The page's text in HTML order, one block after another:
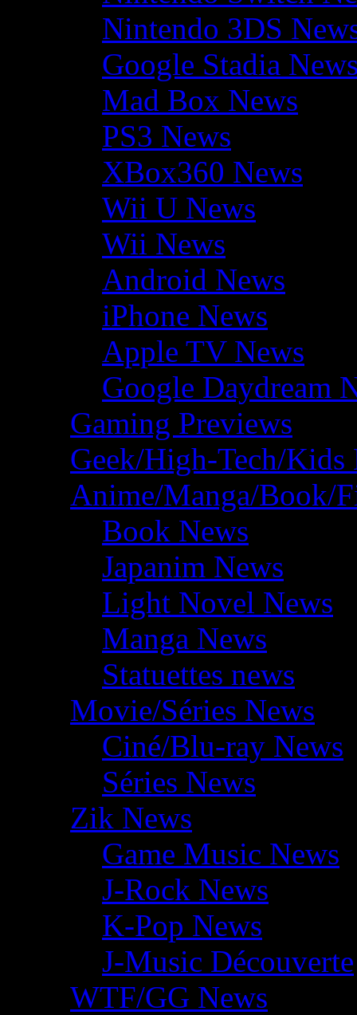
Nintendo 3DS
Google Stadia
Mad Box News
PS3 News
XBox360 News
Wii U News
Wii News
Android News
iPhone News
Apple TV News
Google Daydream
Gaming Previews
Geek/High-Tech/Kids
Anime/Manga/Book/
Book News
Japanim News
Light Novel News
Manga News
Statuettes news
Movie/Séries News
Ciné/Blu-ray News
Séries News
Zik News
Game Music News
J-Rock News
K-Pop News
J-Music Découverte
WTF/GG News